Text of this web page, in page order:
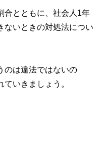
合とともに、社会人1年
ないときの対処法につい
のは違法ではないの
いきましょう。